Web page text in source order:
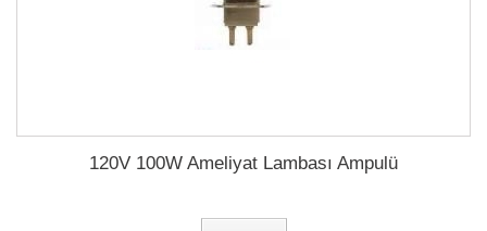
120V 100W Ameliyat Lambası Ampulü